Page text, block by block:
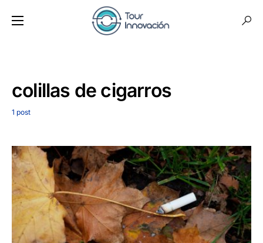
colillas de cigarros
1 post